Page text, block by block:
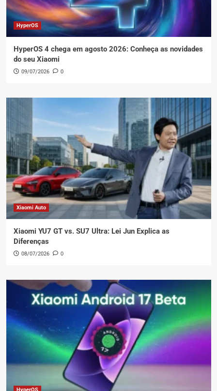
HyperOS
HyperOS 4 chega em agosto 2026: Conheça as novidades
do seu Xiaomi
09/07/2026 0
Xiaomi Auto
Xiaomi YU7 GT vs. SU7 Ultra: Lei Jun Explica as
Diferenças
08/07/2026 0